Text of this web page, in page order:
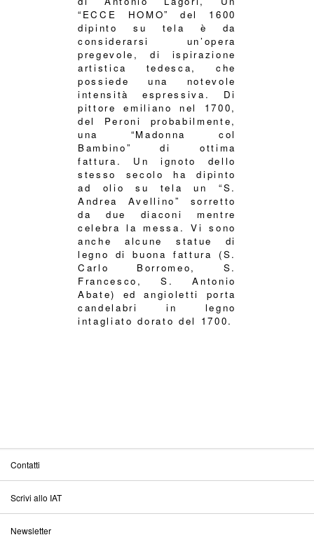
“ECCE HOMO” del 1600
dipinto su tela è da
considerarsi un’opera
pregevole, di ispirazione
artistica tedesca, che
possiede una notevole
intensità espressiva. Di
pittore emiliano nel 1700,
del Peroni probabilmente,
una “Madonna col
Bambino” di ottima
fattura. Un ignoto dello
stesso secolo ha dipinto
ad olio su tela un “S.
Andrea Avellino” sorretto
da due diaconi mentre
celebra la messa. Vi sono
anche alcune statue di
legno di buona fattura (S.
Carlo Borromeo, S.
Francesco, S. Antonio
Abate) ed angioletti porta
candelabri in legno
intagliato dorato del 1700.
Contatti
Scrivi allo IAT
Newsletter